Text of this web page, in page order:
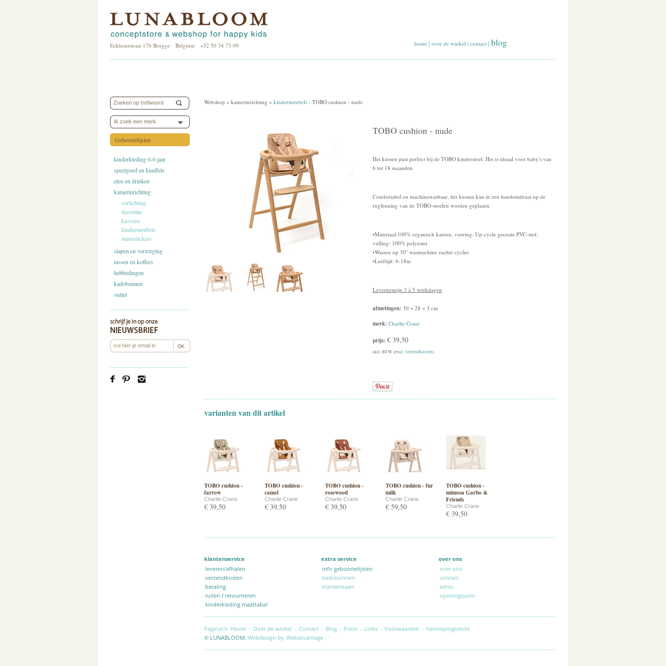
Eekhoutstraat 17b Brugge Belgium +32 50 34 75 09 home | over de winkel | contact | blog
Ik zoek een merk
Geboortelijsten
kinderkleding 0-6 jaar
speelgoed en knuffels
eten en drinken
kamerinrichting
verlichting
decoratie
kussens
kindermeubels
muurstickers
slapen en verzorging
tassen en koffers
hebbedingen
kadobonnen
outlet
Webshop > kamerinrichting > kindermeubels - TOBO cushion - nude
TOBO cushion - nude
Het kussen past perfect bij de TOBO kinderstoel. Het is ideaal voor baby's van
6 tot 18 maanden.
Comfortabel en machinewasbaar, het kussen kan in een handomdraai op de
rugleuning van de TOBO-stoelen worden geplaatst.
•Materiaal:100% organisch katoen, voering: Up-cycle gecoate PVC-stof,
vulling: 100% polyester
•Wassen op 30° wasmachine zachte cyclus
•Leeftijd: 6-18m
Levertermijn 3 à 5 werkdagen
afmetingen: 30 × 28 × 3 cm
merk: Charlie Crane
prijs: € 39,50
incl. BTW (excl.verzendkosten)
varianten van dit artikel
TOBO cushion -
farrow
Charlie Crane
€ 39,50
TOBO cushion -
camel
Charlie Crane
€ 39,50
TOBO cushion -
rosewood
Charlie Crane
€ 39,50
TOBO cushion - fur
milk
Charlie Crane
€ 59,50
TOBO cushion -
mimosa Garbo &
Friends
Charlie Crane
€ 39,50
klantenservice extra service
over ons
leveren/afhalen
verzendkosten
betaling
ruilen / retourneren
kinderkleding maattabel
info geboortelijsten
kadobonnen
klantenkaart
over ons
contact
adres
openingsuren
Pagina\'s: Home - Over de winkel - Contact - Blog - Press - Links - Voorwaarden - herroepingsrecht
© LUNABLOOM. Webdesign by Webatvantage